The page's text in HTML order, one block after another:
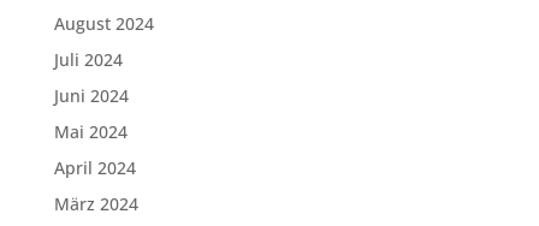
August 2024
Juli 2024
Juni 2024
Mai 2024
April 2024
März 2024